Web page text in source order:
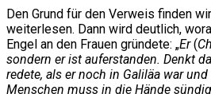
Den Grund für den Verweis finden
weiterlesen. Dann wird deutlich,
Engel an den Frauen gründete: „Er(
sondern er ist auferstanden. Denkt
redete, als er noch in Galiläa war
Menschen muss in die Hände